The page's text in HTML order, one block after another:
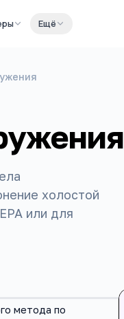
Ещё
холостой
или для
метода по